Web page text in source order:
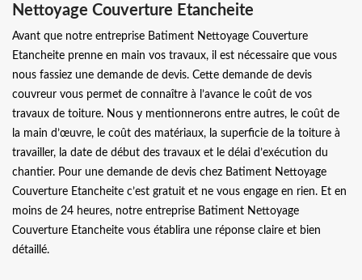
Nettoyage Couverture Etancheite
Avant que notre entreprise Batiment Nettoyage Couverture
Etancheite prenne en main vos travaux, il est nécessaire que vous
nous fassiez une demande de devis. Cette demande de devis
couvreur vous permet de connaître à l’avance le coût de vos
travaux de toiture. Nous y mentionnerons entre autres, le coût de
la main d’œuvre, le coût des matériaux, la superficie de la toiture à
travailler, la date de début des travaux et le délai d’exécution du
chantier. Pour une demande de devis chez Batiment Nettoyage
Couverture Etancheite c’est gratuit et ne vous engage en rien. Et en
moins de 24 heures, notre entreprise Batiment Nettoyage
Couverture Etancheite vous établira une réponse claire et bien
détaillé.